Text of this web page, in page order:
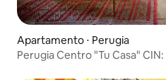
Apartamento ⋅ Perugia
Perugia Centro "Tu Casa"